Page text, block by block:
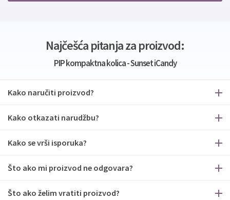
Najčešća pitanja za proizvod:
PIP kompaktna kolica - Sunset iCandy
Kako naručiti proizvod?
Kako otkazati narudžbu?
Kako se vrši isporuka?
Što ako mi proizvod ne odgovara?
Što ako želim vratiti proizvod?